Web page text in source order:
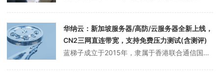
华纳云：新加坡服务器/高防/云服务器全新上线，
CN2三网直连带宽，支持免费压力测试(含测评)
蓝梯子成立于2015年，隶属于香港联合通信国际有限公司，持有ICP/IDC/ISP/CDN等证书。拥有自己的网络IP地址和ASN、香港、美国、新加坡等全球数据中心资源，提供BGP国际多线网络和CN2、联通、移动点对点直接连接带宽，配备顶级防火墙，支持TB级大带宽保护，机房单IP保护高达 T级，支持1Gbps无...